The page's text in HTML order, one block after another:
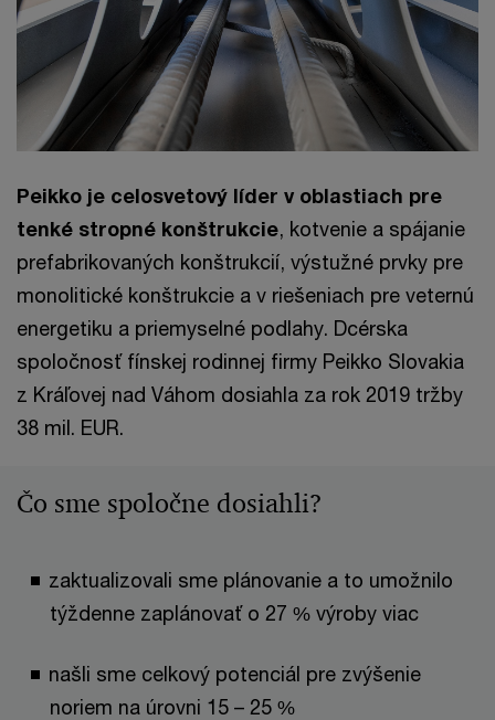
Peikko je celosvetový líder v oblastiach pre
tenké stropné konštrukcie, kotvenie a spájanie
prefabrikovaných konštrukcií, výstužné prvky pre
monolitické konštrukcie a v riešeniach pre veternú
energetiku a priemyselné podlahy. Dcérska
spoločnosť fínskej rodinnej firmy Peikko Slovakia
z Kráľovej nad Váhom dosiahla za rok 2019 tržby
38 mil. EUR.
Čo sme spoločne dosiahli?
zaktualizovali sme plánovanie a to umožnilo
týždenne zaplánovať o 27 % výroby viac
našli sme celkový potenciál pre zvýšenie
noriem na úrovni 15 – 25 %